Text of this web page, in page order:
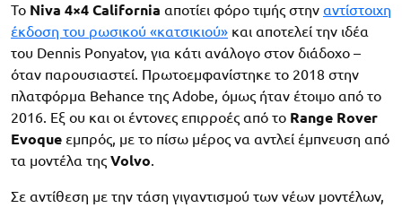
Το Niva 4×4 California αποτίει φόρο τιμής στην αντίστοιχη
έκδοση του ρωσικού «κατσικιού» και αποτελεί την ιδέα
του Dennis Ponyatov, για κάτι ανάλογο στον διάδοχο –
όταν παρουσιαστεί. Πρωτοεμφανίστηκε το 2018 στην
πλατφόρμα Behance της Adobe, όμως ήταν έτοιμο από το
2016. Εξ ου και οι έντονες επιρροές από το Range Rover
Evoque εμπρός, με το πίσω μέρος να αντλεί έμπνευση από
τα μοντέλα της Volvo.
Σε αντίθεση με την τάση γιγαντισμού των νέων μοντέλων,